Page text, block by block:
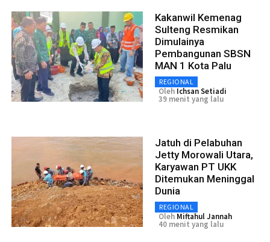
Kakanwil Kemenag
Sulteng Resmikan
Dimulainya
Pembangunan SBSN
MAN 1 Kota Palu
REGIONAL
Oleh Ichsan Setiadi
39 menit yang lalu
Jatuh di Pelabuhan
Jetty Morowali Utara,
Karyawan PT UKK
Ditemukan Meninggal
Dunia
REGIONAL
Oleh Miftahul Jannah
40 menit yang lalu